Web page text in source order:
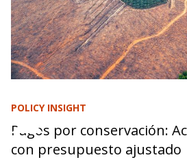
POLICY INSIGHT
Pagos por conservación:
con presupuesto ajustado